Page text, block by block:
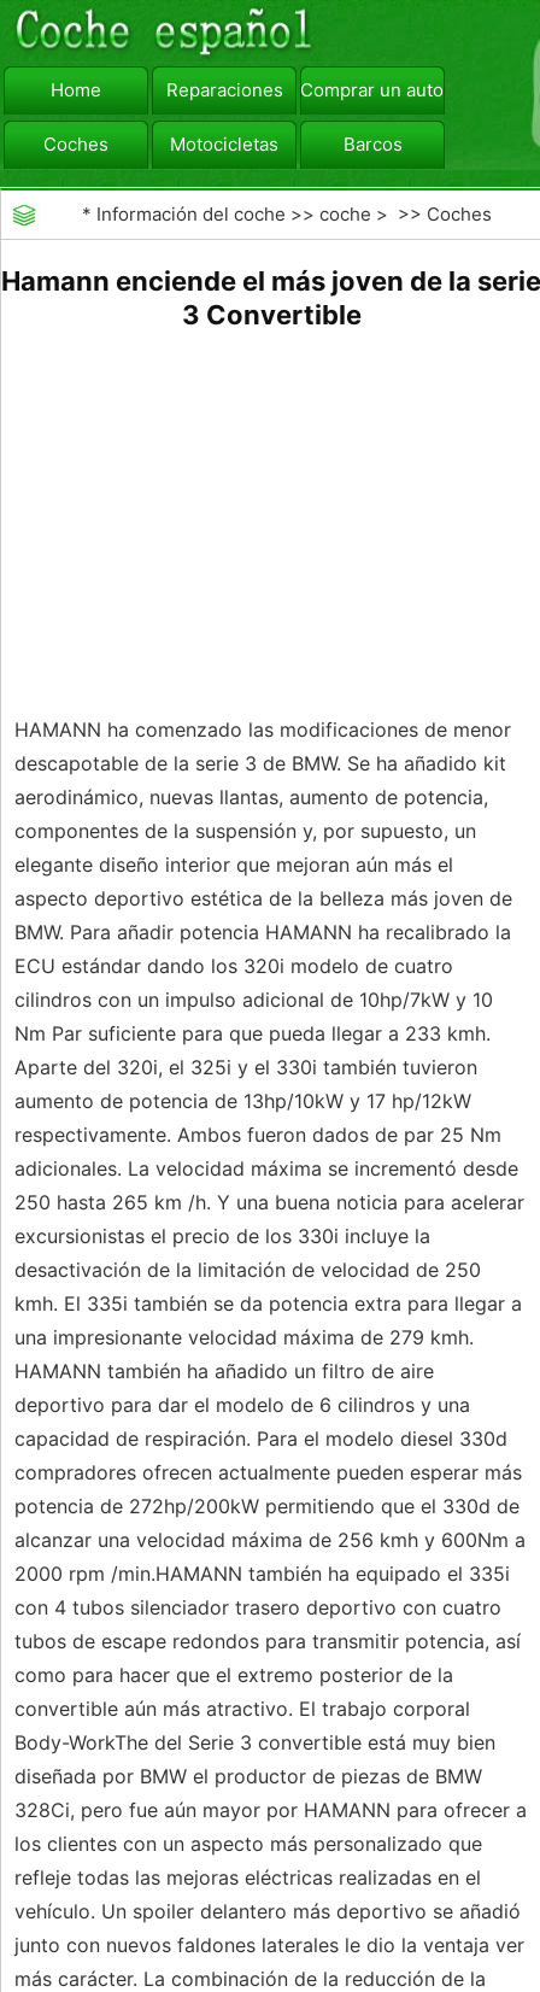
Home Reparaciones Comprar un automóvil
Coches Motocicletas Barcos
viajar Camiones
* Información del coche >>coche > >> Coches
Hamann enciende el más joven de la serie
3 Convertible
HAMANN ha comenzado las modificaciones de menor
descapotable de la serie 3 de BMW. Se ha añadido kit
aerodinámico, nuevas llantas, aumento de potencia,
componentes de la suspensión y, por supuesto, un
elegante diseño interior que mejoran aún más el
aspecto deportivo estética de la belleza más joven de
BMW. Para añadir potencia HAMANN ha recalibrado la
ECU estándar dando los 320i modelo de cuatro
cilindros con un impulso adicional de 10hp/7kW y 10
Nm Par suficiente para que pueda llegar a 233 kmh.
Aparte del 320i, el 325i y el 330i también tuvieron
aumento de potencia de 13hp/10kW y 17 hp/12kW
respectivamente. Ambos fueron dados de par 25 Nm
adicionales. La velocidad máxima se incrementó desde
250 hasta 265 km /h. Y una buena noticia para acelerar
excursionistas el precio de los 330i incluye la
desactivación de la limitación de velocidad de 250
kmh. El 335i también se da potencia extra para llegar a
una impresionante velocidad máxima de 279 kmh.
HAMANN también ha añadido un filtro de aire
deportivo para dar el modelo de 6 cilindros y una
capacidad de respiración. Para el modelo diesel 330d
compradores ofrecen actualmente pueden esperar más
potencia de 272hp/200kW permitiendo que el 330d de
alcanzar una velocidad máxima de 256 kmh y 600Nm a
2000 rpm /min.HAMANN también ha equipado el 335i
con 4 tubos silenciador trasero deportivo con cuatro
tubos de escape redondos para transmitir potencia, así
como para hacer que el extremo posterior de la
convertible aún más atractivo. El trabajo corporal
Body-WorkThe del Serie 3 convertible está muy bien
diseñada por BMW el productor de piezas de BMW
328Ci, pero fue aún mayor por HAMANN para ofrecer a
los clientes con un aspecto más personalizado que
refleje todas las mejoras eléctricas realizadas en el
vehículo. Un spoiler delantero más deportivo se añadió
junto con nuevos faldones laterales le dio la ventaja ver
más carácter. La combinación de la reducción de la